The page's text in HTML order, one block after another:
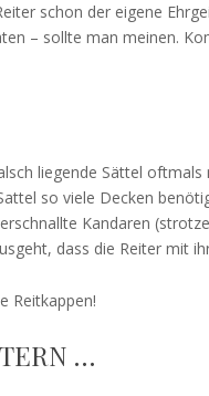
schon der eigene
– sollte man meinen.
liegende Sättel
so viele Decken
Kandaren
dass die Reiter mit
Reitkappen!
…